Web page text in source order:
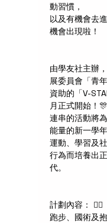
動習慣，
以及有機會去
機會出現啦！
由學友社主辦
展委員會「青
資助的「V-
月正式開始！
連串的活動將
能量的新一學
運動、學習及
行為而培養出
代。
計劃內容：
跑步、國術及